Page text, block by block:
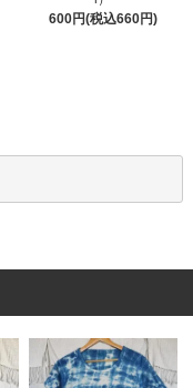
600円(税込660円)